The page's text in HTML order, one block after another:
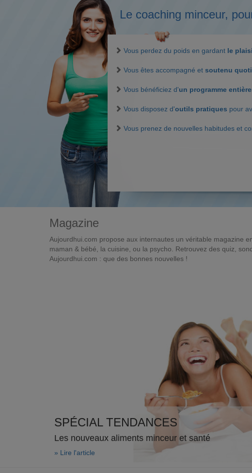
Le coaching minceur,
Vous perdez du poids en gardant le
Vous êtes accompagné et soutenu
Vous bénéficiez d'un programme
Vous disposez d'outils pratiques pour
Vous prenez de nouvelles habitudes et
Magazine
Aujourdhui.com propose aux internautes un véritable magazine
maman & bébé, la cuisine, ou la psycho. Retrouvez des quiz,
Aujourdhui.com : que des bonnes nouvelles !
SPÉCIAL TENDANCES
Les nouveaux aliments minceur et santé
» Lire l'article